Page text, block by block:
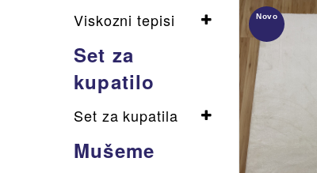
Viskozni tepisi
Set za
kupatilo
Set za kupatila
Mušeme
Novo